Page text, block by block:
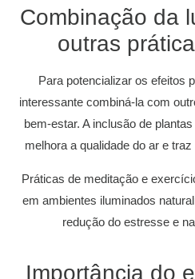
Combinação da
outras
Para potencializar os efeitos
interessante combiná-la com
bem-estar. A inclusão de
melhora a qualidade do ar e
Práticas de meditação e
em ambientes iluminados
redução do estresse e
Importância do